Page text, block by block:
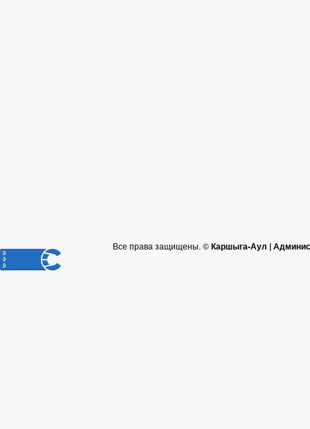
Все права защищены. ©Каршыга-Аул |